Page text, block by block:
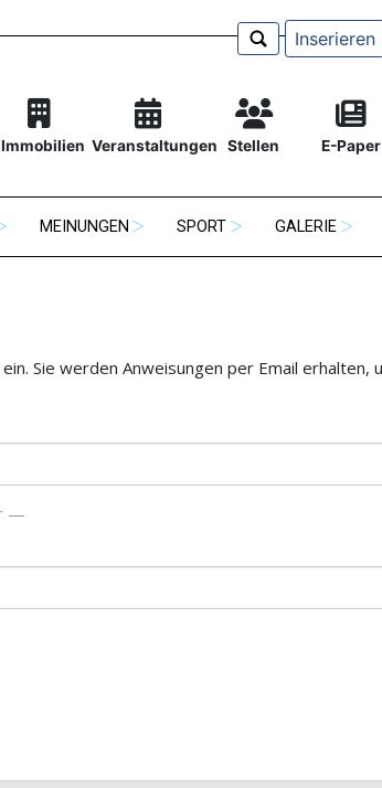
Inserieren
Immobilien Veranstaltungen Stellen E-Paper
MEINUNGEN SPORT GALERIE